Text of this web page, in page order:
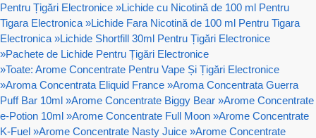
Pentru Țigări Electronice »Lichide cu Nicotină de 100 ml Pentru
Tigara Electronica »Lichide Fara Nicotină de 100 ml Pentru Tigara
Electronica »Lichide Shortfill 30ml Pentru Țigări Electronice
»Pachete de Lichide Pentru Țigări Electronice
»Toate: Arome Concentrate Pentru Vape Și Țigări Electronice
»Aroma Concentrata Eliquid France »Aroma Concentrata Guerra
Puff Bar 10ml »Arome Concentrate Biggy Bear »Arome Concentrate
e-Potion 10ml »Arome Concentrate Full Moon »Arome Concentrate
K-Fuel »Arome Concentrate Nasty Juice »Arome Concentrate